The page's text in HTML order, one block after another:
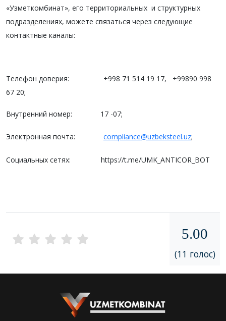
«Узметкомбинат», его территориальных и структурных
подразделениях, можете связаться через следующие
контактные каналы:
Телефон доверия: +998 71 514 19 17, +99890 998
67 20;
Внутренний номер: 17 -07;
Электронная почта: compliance@uzbeksteel.uz;
Социальных сетях: https://t.me/UMK_ANTICOR_BOT
5.00
(11 голос)